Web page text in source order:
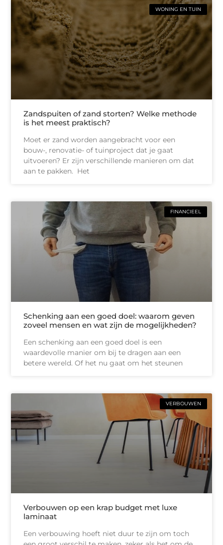
WONING EN TUIN
Zandspuiten of zand storten? Welke methode
is het meest praktisch?
Moet er zand worden aangebracht voor een
bouw-, renovatie- of tuinproject dat je gaat
uitvoeren? Er zijn verschillende manieren om dat
aan te pakken. Het
FINANCIEEL
Schenking aan een goed doel: waarom geven
zoveel mensen en wat zijn de mogelijkheden?
Een schenking aan een goed doel is een
waardevolle manier om bij te dragen aan een
betere wereld. Of het nu gaat om het steunen
VERBOUWEN
Verbouwen op een krap budget met luxe
laminaat
Een verbouwing hoeft niet duur te zijn om toch